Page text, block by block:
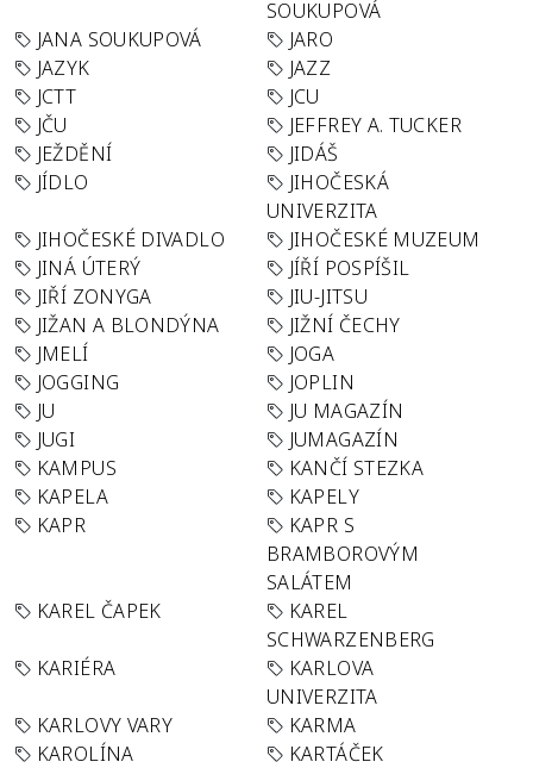
SOUKUPOVÁ
JANA SOUKUPOVÁ
JARO
JAZYK
JAZZ
JCTT
JCU
JČU
JEFFREY A. TUCKER
JEŽDĚNÍ
JIDÁŠ
JÍDLO
JIHOČESKÁ
UNIVERZITA
JIHOČESKÉ DIVADLO
JIHOČESKÉ MUZEUM
JINÁ ÚTERÝ
JÍŘÍ POSPÍŠIL
JIŘÍ ZONYGA
JIU-JITSU
JIŽAN A BLONDÝNA
JIŽNÍ ČECHY
JMELÍ
JOGA
JOGGING
JOPLIN
JU
JU MAGAZÍN
JUGI
JUMAGAZÍN
KAMPUS
KANČÍ STEZKA
KAPELA
KAPELY
KAPR
KAPR S
BRAMBOROVÝM
SALÁTEM
KAREL ČAPEK
KAREL
SCHWARZENBERG
KARIÉRA
KARLOVA
UNIVERZITA
KARLOVY VARY
KARMA
KAROLÍNA
KARTÁČEK